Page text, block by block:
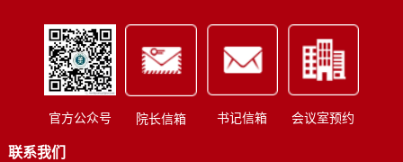
官方公众号 院长信箱 书记信箱 会议室预约
联系我们